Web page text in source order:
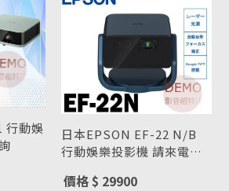
行動娛
詢
日本EPSON EF-22 N/B
行動娛樂投影機 請來電洽
價格 $ 29900